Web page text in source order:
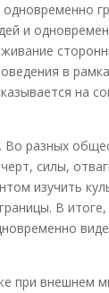
и
в
на
разных
силы,
изучить
В
при внешнем